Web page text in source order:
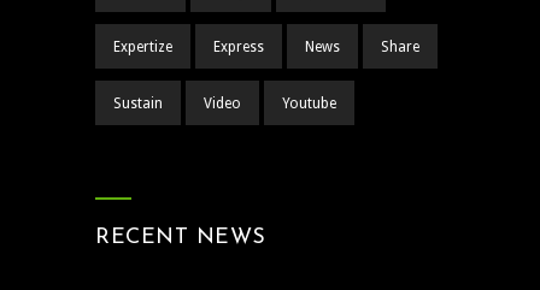
Expertize Express News Share
Sustain Video Youtube
RECENT NEWS